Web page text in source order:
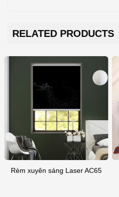
RELATED PRODUCTS
Rèm xuyên sáng Laser AC65